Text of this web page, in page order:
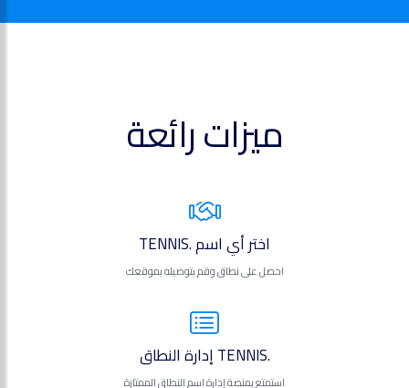
ميزات رائعة
اختر أي اسم .TENNIS
احصل على نطاق وقم بتوصيله بموقعك
.TENNIS إدارة النطاق
استمتع بمنصة إدارة اسم النطاق الممتازة